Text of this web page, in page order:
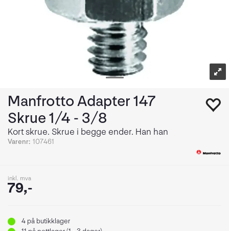
Manfrotto Adapter 147
Skrue 1/4 - 3/8
Kort skrue. Skrue i begge ender. Han han
Varenr: 107461
inkl. mva
79,-
4 på butikklager